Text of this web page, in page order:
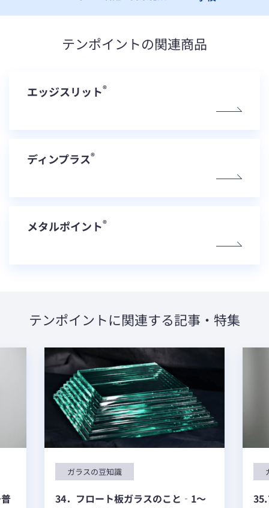
テンポイントの関連商品
エッジスリット®
ディンプラス®
メタルポイント®
テンポイントに関連する記事・特集
ガラスの豆知識
34．フロート板ガラスのこと‐1～